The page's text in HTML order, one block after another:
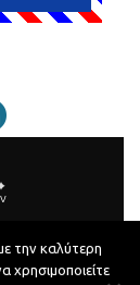
την καλύτερη
χρησιμοποιείτε